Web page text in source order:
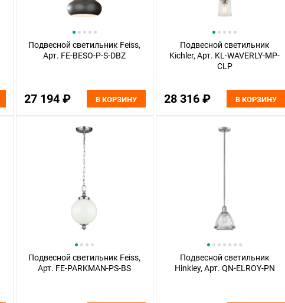
Подвесной светильник Feiss,
Арт. FE-BESO-P-S-DBZ
27 194 ₽ В КОРЗИНУ
Подвесной светильник
Kichler, Арт. KL-WAVERLY-MP-
CLP
28 316 ₽ В КОРЗИНУ
Подвесной светильник Feiss,
Арт. FE-PARKMAN-PS-BS
Подвесной светильник
Hinkley, Арт. QN-ELROY-PN